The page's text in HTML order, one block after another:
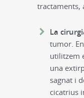
tractaments,
La
tumor.
utilitzem
una
sagnat i
cicatrius